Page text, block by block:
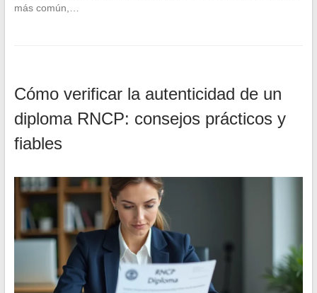
más común,…
Cómo verificar la autenticidad de un
diploma RNCP: consejos prácticos y
fiables